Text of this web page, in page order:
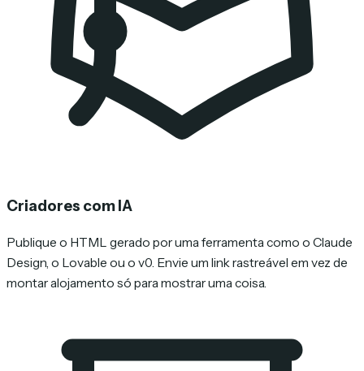
Criadores com IA
Publique o HTML gerado por uma ferramenta como o Claude
Design, o Lovable ou o v0. Envie um link rastreável em vez de
montar alojamento só para mostrar uma coisa.